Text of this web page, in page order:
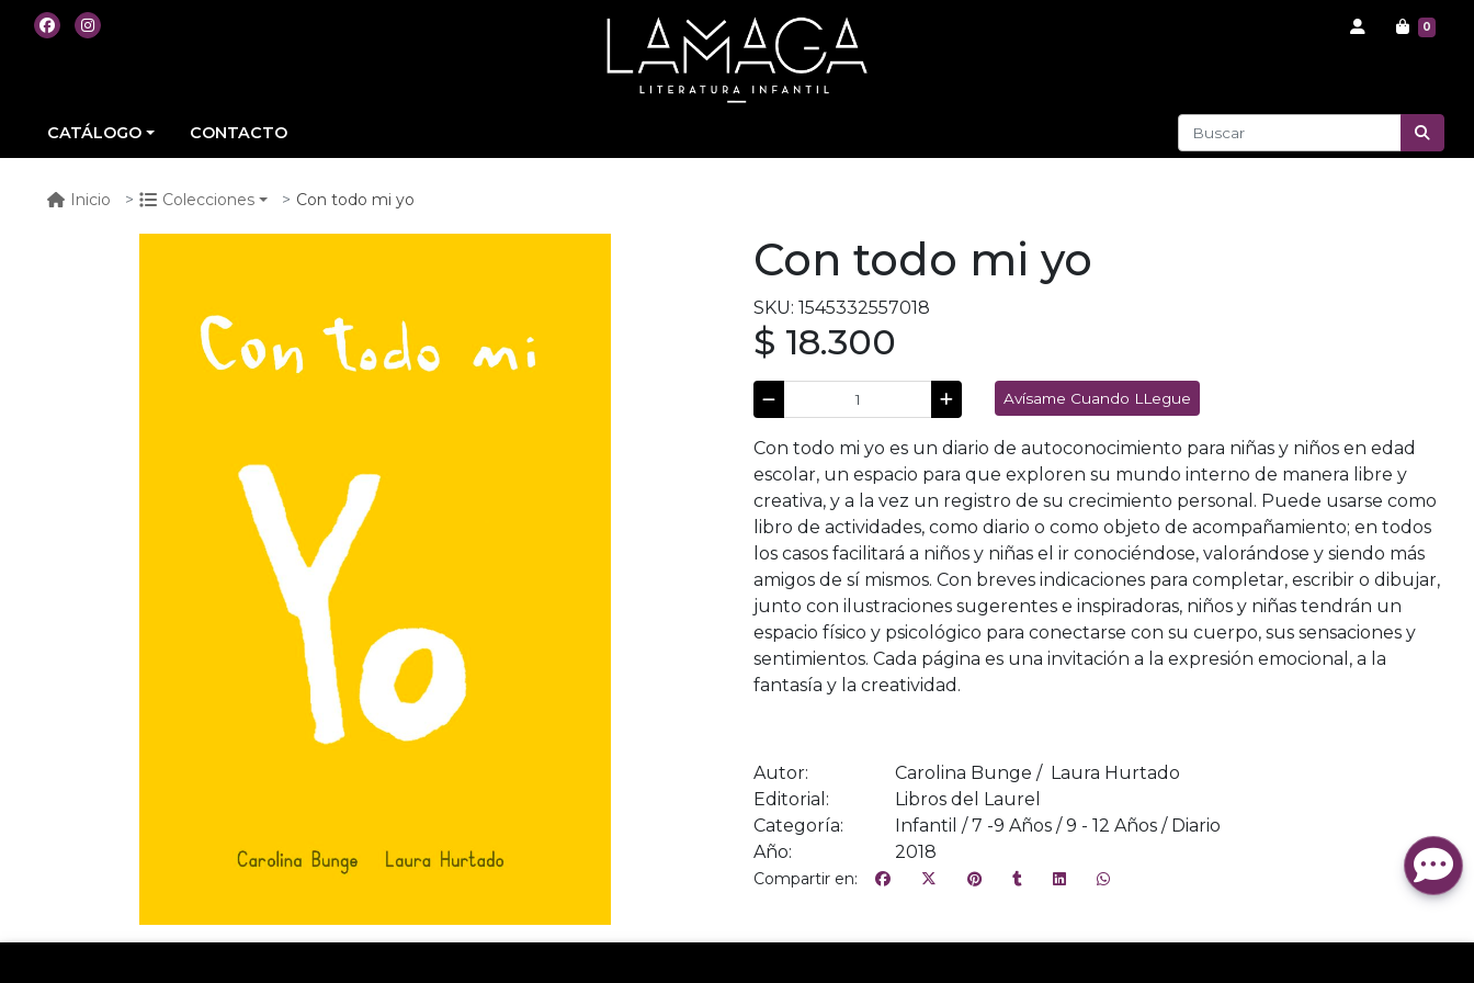
0
CATÁLOGO CONTACTO
Inicio Colecciones Con todo mi yo
Con todo mi yo
SKU: 1545332557018
$ 18.300
Avísame Cuando LLegue
Con todo mi yo es un diario de autoconocimiento para niñas y niños en edad
escolar, un espacio para que exploren su mundo interno de manera libre y
creativa, y a la vez un registro de su crecimiento personal. Puede usarse como
libro de actividades, como diario o como objeto de acompañamiento; en todos
los casos facilitará a niños y niñas el ir conociéndose, valorándose y siendo más
amigos de sí mismos. Con breves indicaciones para completar, escribir o dibujar,
junto con ilustraciones sugerentes e inspiradoras, niños y niñas tendrán un
espacio físico y psicológico para conectarse con su cuerpo, sus sensaciones y
sentimientos. Cada página es una invitación a la expresión emocional, a la
fantasía y la creatividad.
Autor:
Carolina Bunge / Laura Hurtado
Editorial:
Libros del Laurel
Categoría:
Infantil / 7 -9 Años / 9 - 12 Años / Diario
Año:
2018
Compartir en: